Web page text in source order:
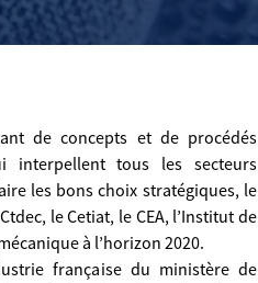
de concepts et de procédés
interpellent tous les secteurs
les bons choix stratégiques, le
le Cetiat, le CEA, l’Institut de
à l’horizon 2020.
française du ministère de